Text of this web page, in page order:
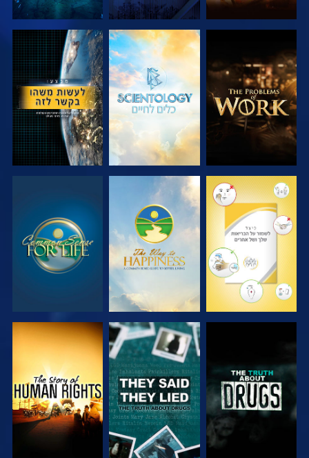
בדוק את הסדרה בדוק את הסדרה צפה
צפה צפה צפה
צפה צפה